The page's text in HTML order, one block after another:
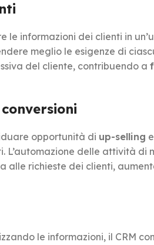
le informazioni dei clienti in
meglio le esigenze di
del cliente, contribuendo a
opportunità di up-selling e
L’automazione delle attività
alle richieste dei clienti,
le informazioni, il CRM